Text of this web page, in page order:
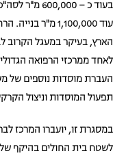
עוד 1,100,000
הארץ, בעיקר במעגל הקרוב
לאחד ממרכזי הרפואה
העברת מוסדות נוספים של
תפעול המוסדות וניצול
במסגרת זו, יועברו המרכז